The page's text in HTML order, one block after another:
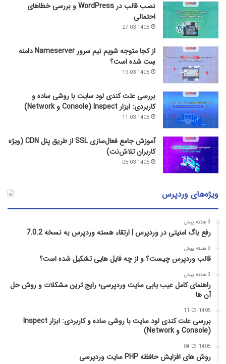
نصب قالب در WordPress و بررسی خطاهای
احتمالی
27-03-1405
از کجا متوجه شویم نیم ‌سرور Nameserver دامنه
سِت شده است؟
19-03-1405
بررسی علت کندی لود سایت با روشی ساده و
کاربردی: ابزار Inspect (Console و Network)
11-03-1405
آموزش جامع فعال‌سازی SSL از طریق پنل CDN (ویژه
کاربران تلاش‌نت)
05-03-1405
ویژه‌های وردپرس
3 هفته پیش
رفع باگ امنیتی در وردپرس | ارتقاء هسته وردپرس به نسخه 7.0.2
3 هفته پیش
قالب وردپرس چیست؟ و از چه فایل­ هایی تشکیل شده است؟
3 هفته پیش
راهنمای کامل عیب‌ یابی سایت وردپرسی؛ رایج‌ ترین مشکلات و روش حل
آن‌ ها
11-03-1405
بررسی علت کندی لود سایت با روشی ساده و کاربردی: ابزار Inspect
(Console و Network)
04-03-1405
روش‌ های افزایش حافظه PHP سایت وردپرسی